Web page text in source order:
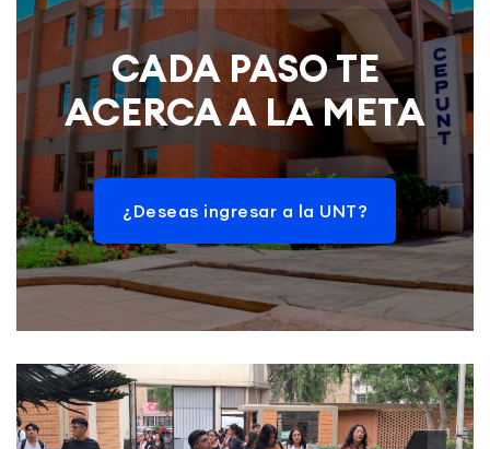
CADA PASO TE
ACERCA A LA META
¿Deseas ingresar a la UNT?